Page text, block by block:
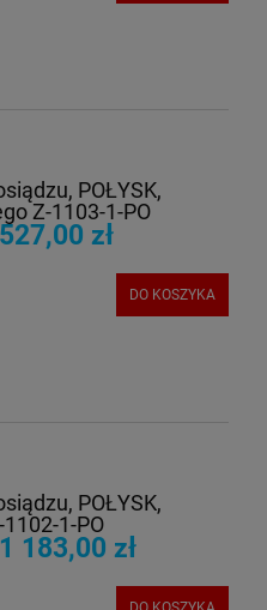
POŁYSK,
Z-1103-1-PO
527,00 zł
DO KOSZYKA
POŁYSK,
1-PO
1 183,00 zł